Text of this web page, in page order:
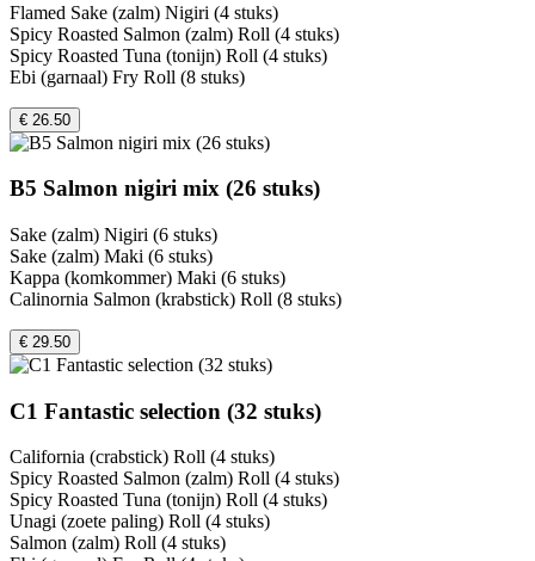
Flamed Sake (zalm) Nigiri (4 stuks)
Spicy Roasted Salmon (zalm) Roll (4 stuks)
Spicy Roasted Tuna (tonijn) Roll (4 stuks)
Ebi (garnaal) Fry Roll (8 stuks)
€ 26.50
B5 Salmon nigiri mix (26 stuks)
Sake (zalm) Nigiri (6 stuks)
Sake (zalm) Maki (6 stuks)
Kappa (komkommer) Maki (6 stuks)
Calinornia Salmon (krabstick) Roll (8 stuks)
€ 29.50
C1 Fantastic selection (32 stuks)
California (crabstick) Roll (4 stuks)
Spicy Roasted Salmon (zalm) Roll (4 stuks)
Spicy Roasted Tuna (tonijn) Roll (4 stuks)
Unagi (zoete paling) Roll (4 stuks)
Salmon (zalm) Roll (4 stuks)